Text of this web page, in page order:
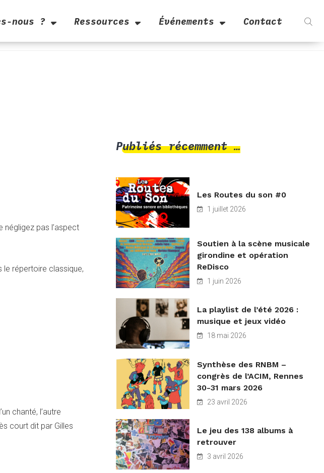
nous ? Ressources Événements Contact
négligez pas l’aspect
le répertoire classique,
chanté, l’autre
court dit par Gilles
Publiés récemment …
Les Routes du son #0
1 juillet 2026
Soutien à la scène musicale
girondine et opération
ReDisco
1 juin 2026
La playlist de l’été 2026 :
musique et jeux vidéo
18 mai 2026
Synthèse des RNBM –
congrès de l’ACIM, Rennes
30-31 mars 2026
23 avril 2026
Le jeu des 138 albums à
retrouver
3 avril 2026